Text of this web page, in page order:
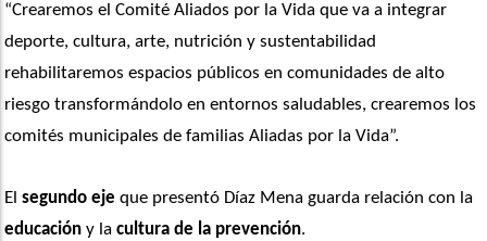
“Crearemos el Comité Aliados por la Vida que va a integrar
deporte, cultura, arte, nutrición y sustentabilidad
rehabilitaremos espacios públicos en comunidades de alto
riesgo transformándolo en entornos saludables, crearemos los
comités municipales de familias Aliadas por la Vida”.
El segundo eje
educación y la cultura de la prevención.